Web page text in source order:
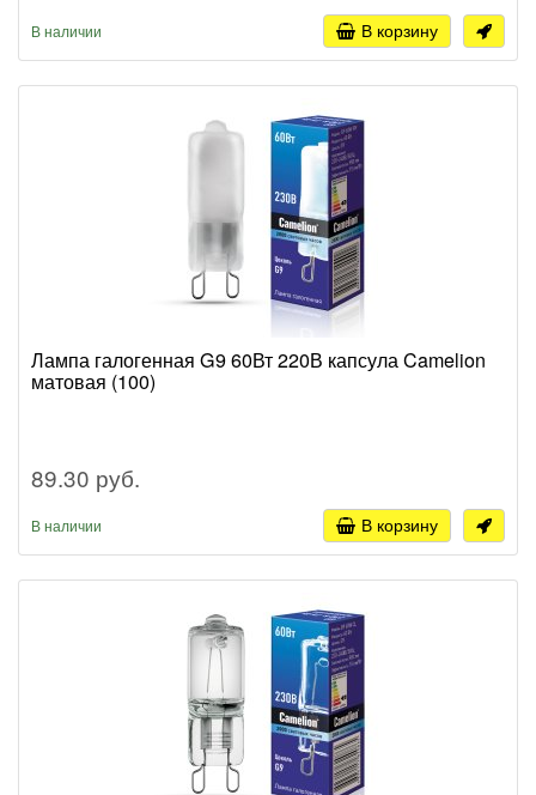
В наличии В корзину
Лампа галогенная G9 60Вт 220В капсула Camelion
матовая (100)
89.30 руб.
В наличии В корзину